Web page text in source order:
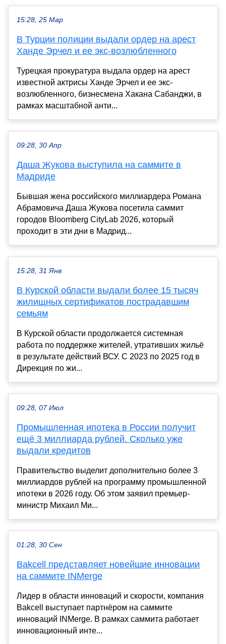
15:28, 25 Мар
В Турции полиции выдали ордер на арест
Ханде Эрчел и ее экс-возлюбленного
Турецкая прокуратура выдала ордер на арест
известной актрисы Ханде Эрчел и ее экс-
возлюбленного, бизнесмена Хакана Сабанджи, в
рамках масштабной анти...
09:28, 30 Апр
Даша Жукова выступила на саммите в
Мадриде
Бывшая жена российского миллиардера Романа
Абрамовича Даша Жукова посетила саммит
городов Bloomberg CityLab 2026, который
проходит в эти дни в Мадрид...
15:28, 31 Янв
В Курской области выдали более 15 тысяч
жилищных сертификатов пострадавшим
семьям
В Курской области продолжается системная
работа по поддержке жителей, утративших жильё
в результате действий ВСУ. С 2023 по 2025 год в
Дирекция по жи...
09:28, 07 Июл
Промышленная ипотека в России получит
ещё 3 миллиарда рублей. Сколько уже
выдали кредитов
Правительство выделит дополнительно более 3
миллиардов рублей на программу промышленной
ипотеки в 2026 году. Об этом заявил премьер-
министр Михаил Ми...
01:28, 30 Сен
Bakcell представляет новейшие инновации
на саммите INMerge
Лидер в области инноваций и скорости, компания
Bakcell выступает партнёром на саммите
инноваций INMerge. В рамках саммита работает
инновационный инте...